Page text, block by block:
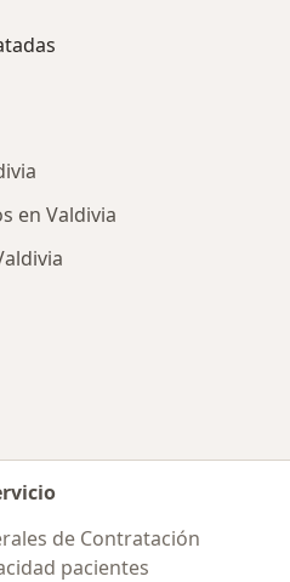
en Valdivia
de Contratación
pacientes